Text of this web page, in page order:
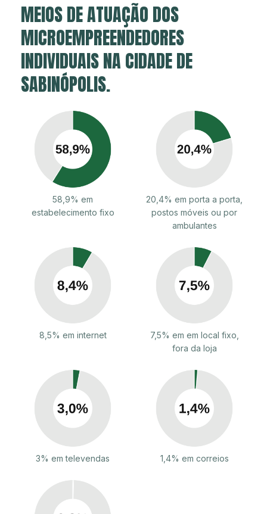
MEIOS DE ATUAÇÃO DOS
MICROEMPREENDEDORES
INDIVIDUAIS NA CIDADE DE
SABINÓPOLIS.
58,9% em
estabelecimento fixo
20,4% em porta a porta,
postos móveis ou por
ambulantes
8,5% em internet
7,5% em em local fixo,
fora da loja
3% em televendas 1,4% em correios